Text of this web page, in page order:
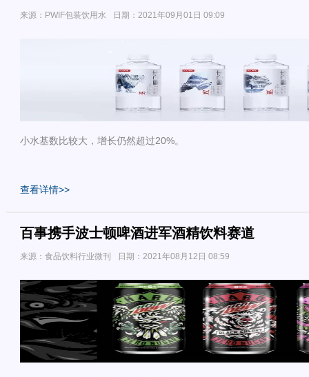
来源：PWIF包装饮用水 日期：2021年09月01日 09:09
小水基数比较大，增长仍然超过20%。
查看详情>>
百事携手波士顿啤酒进军酒精饮料赛道
来源：食品饮料行业微刊 日期：2021年08月12日 08:59